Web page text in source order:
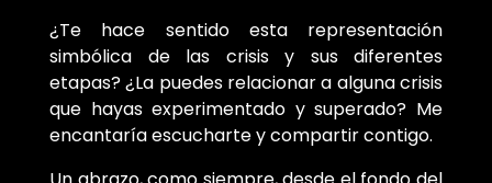
¿Te hace sentido esta representación
simbólica de las crisis y sus diferentes
etapas? ¿La puedes relacionar a alguna crisis
que hayas experimentado y superado? Me
encantaría escucharte y compartir contigo.